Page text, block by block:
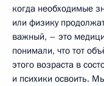
когда необходимые
или физику
важный, – это
понимали, что тот
этого возраста в
и психики освоить.